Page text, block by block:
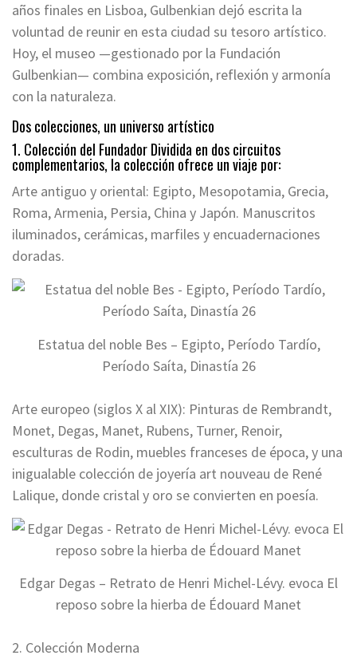
años finales en Lisboa, Gulbenkian dejó escrita la
voluntad de reunir en esta ciudad su tesoro artístico.
Hoy, el museo —gestionado por la Fundación
Gulbenkian— combina exposición, reflexión y armonía
con la naturaleza.
Dos colecciones, un universo artístico
1. Colección del Fundador Dividida en dos circuitos
complementarios, la colección ofrece un viaje por:
Arte antiguo y oriental: Egipto, Mesopotamia, Grecia,
Roma, Armenia, Persia, China y Japón. Manuscritos
iluminados, cerámicas, marfiles y encuadernaciones
doradas.
Estatua del noble Bes – Egipto, Período Tardío,
Período Saíta, Dinastía 26
Arte europeo (siglos X al XIX): Pinturas de Rembrandt,
Monet, Degas, Manet, Rubens, Turner, Renoir,
esculturas de Rodin, muebles franceses de época, y una
inigualable colección de joyería art nouveau de René
Lalique, donde cristal y oro se convierten en poesía.
Edgar Degas – Retrato de Henri Michel-Lévy. evoca El
reposo sobre la hierba de Édouard Manet
2. Colección Moderna